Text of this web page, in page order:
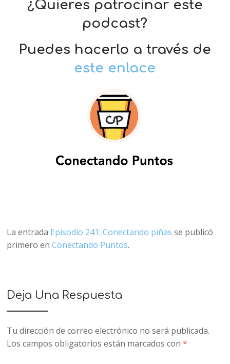
¿Quieres patrocinar este
podcast?
Puedes hacerlo a través de
este enlace
La entrada Episodio 241: Conectando piñas se publicó
primero enConectando Puntos.
Deja Una Respuesta
Tu dirección de correo electrónico no será publicada.
Los campos obligatorios están marcados con*